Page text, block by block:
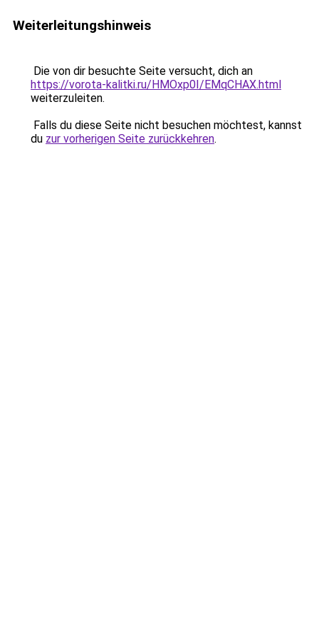
Weiterleitungshinweis
Die von dir besuchte Seite versucht, dich an
https://vorota-kalitki.ru/HMOxp0I/EMqCHAX.html
weiterzuleiten.
Falls du diese Seite nicht besuchen möchtest, kannst
du zur vorherigen Seite zurückkehren.